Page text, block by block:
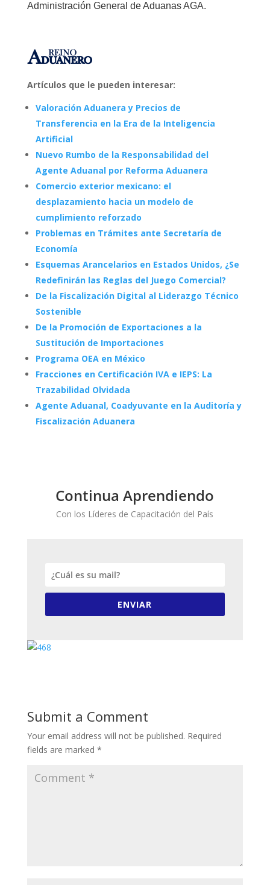
Administración General de Aduanas AGA.
Artículos que le pueden interesar:
Valoración Aduanera y Precios de
Transferencia en la Era de la Inteligencia
Artificial
Nuevo Rumbo de la Responsabilidad del
Agente Aduanal por Reforma Aduanera
Comercio exterior mexicano: el
desplazamiento hacia un modelo de
cumplimiento reforzado
Problemas en Trámites ante Secretaría de
Economía
Esquemas Arancelarios en Estados Unidos, ¿Se
Redefinirán las Reglas del Juego Comercial?
De la Fiscalización Digital al Liderazgo Técnico
Sostenible
De la Promoción de Exportaciones a la
Sustitución de Importaciones
Programa OEA en México
Fracciones en Certificación IVA e IEPS: La
Trazabilidad Olvidada
Agente Aduanal, Coadyuvante en la Auditoría y
Fiscalización Aduanera
Continua Aprendiendo
Con los Líderes de Capacitación del País
ENVIAR
Submit a Comment
Your email address will not be published. Required
fields are marked *